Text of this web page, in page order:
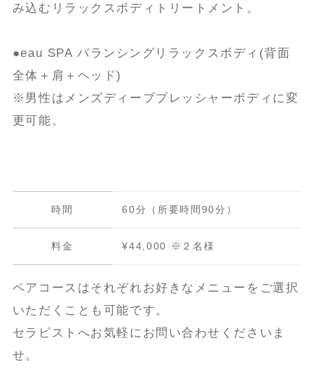
み込むリラックスボディトリートメント。
●eau SPA バランシングリラックスボディ(背面
全体＋肩＋ヘッド)
※男性はメンズディーププレッシャーボディに変
更可能。
時間 60分（所要時間90分）
料金 ¥44,000 ※２名様
ペアコースはそれぞれお好きなメニューをご選択
いただくことも可能です。
セラピストへお気軽にお問い合わせくださいま
せ。